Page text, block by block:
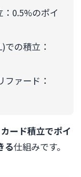
0.5%のポイ
の積立：
ファード：
カード積立でポイ
る仕組みです。